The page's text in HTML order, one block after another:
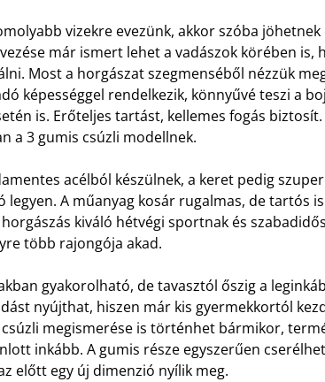
vizekre evezünk, akkor szóba jöhetnek
már ismert lehet a vadászok körében is,
Most a horgászat szegmenséből nézzük
képességgel rendelkezik, könnyűvé teszi a
is. Erőteljes tartást, kellemes fogás
a 3 gumis csúzli modellnek.
acélból készülnek, a keret pedig
legyen. A műanyag kosár rugalmas, de tartós
kiváló hétvégi sportnak és
több rajongója akad.
gyakorolható, de tavasztól őszig a
nyújthat, hiszen már kis gyermekkortól
megismerése is történhet bármikor,
inkább. A gumis része egyszerűen
előtt egy új dimenzió nyílik meg.